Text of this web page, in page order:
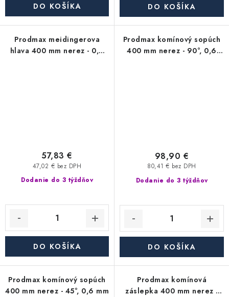
DO KOŠÍKA DO KOŠÍKA
Prodmax meidingerova
hlava 400 mm nerez - 0,6
Dodanie do 3 týždňov
47,02 € bez DPH
57,83 €
DO KOŠÍKA
Prodmax komínový sopúch
400 mm nerez - 90°, 0,6
Dodanie do 3 týždňov
80,41 € bez DPH
98,90 €
DO KOŠÍKA
Prodmax komínový sopúch
400 mm nerez - 45°, 0,6 mm
Prodmax komínová
záslepka 400 mm nerez -